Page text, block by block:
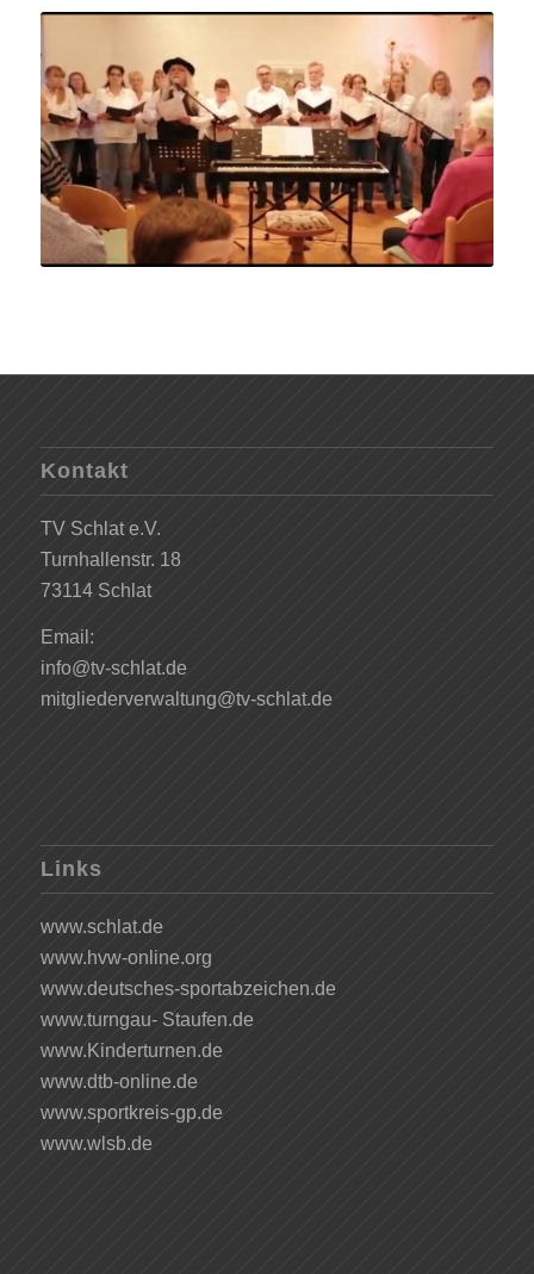
Kontakt
TV Schlat e.V.
Turnhallenstr. 18
73114 Schlat
Email:
info@tv-schlat.de
mitgliederverwaltung@tv-schlat.de
Links
www.schlat.de
www.hvw-online.org
www.deutsches-sportabzeichen.de
www.turngau- Staufen.de
www.Kinderturnen.de
www.dtb-online.de
www.sportkreis-gp.de
www.wlsb.de